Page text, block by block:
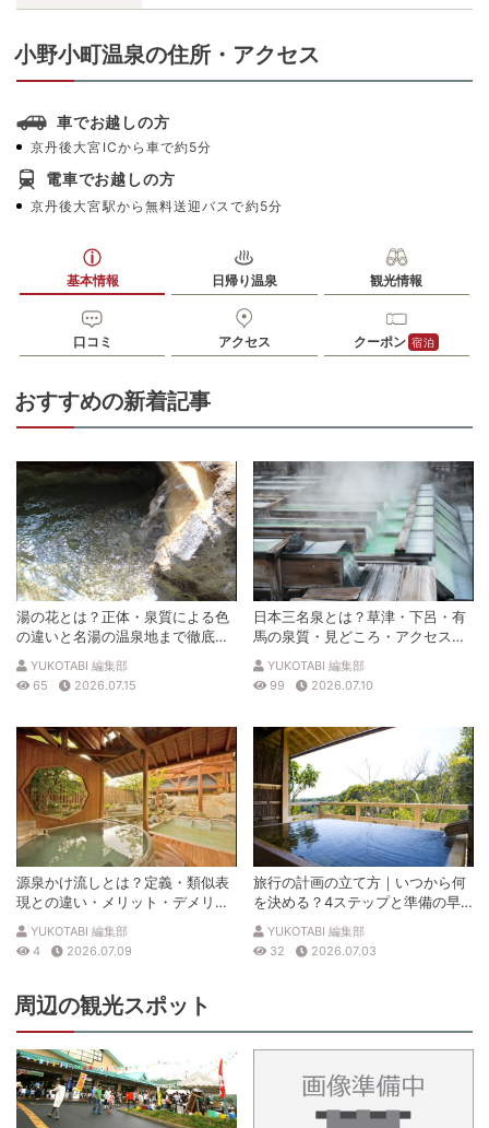
小野小町温泉の住所・アクセス
車でお越しの方
京丹後大宮ICから車で約5分
電車でお越しの方
京丹後大宮駅から無料送迎バスで約5分
基本情報 日帰り温泉 観光情報
口コミ アクセス クーポン 宿泊
おすすめの新着記事
湯の花とは？正体・泉質による色
の違いと名湯の温泉地まで徹底解
説
YUKOTABI 編集部
65
2026.07.15
日本三名泉とは？草津・下呂・有
馬の泉質・見どころ・アクセスを
徹底解説
YUKOTABI 編集部
99
2026.07.10
源泉かけ流しとは？定義・類似表
現との違い・メリット・デメリッ
トを解説
YUKOTABI 編集部
4
2026.07.09
旅行の計画の立て方｜いつから何
を決める？4ステップと準備の早
見表
YUKOTABI 編集部
32
2026.07.03
周辺の観光スポット